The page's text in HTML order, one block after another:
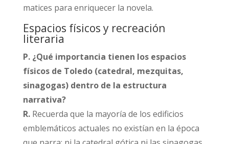
matices para enriquecer la novela.​
Espacios físicos y recreación
literaria
P. ¿Qué importancia tienen los espacios
físicos de Toledo (catedral, mezquitas,
sinagogas) dentro de la estructura
narrativa?
R.Recuerda que la mayoría de los edificios
emblemáticos actuales no existían en la época